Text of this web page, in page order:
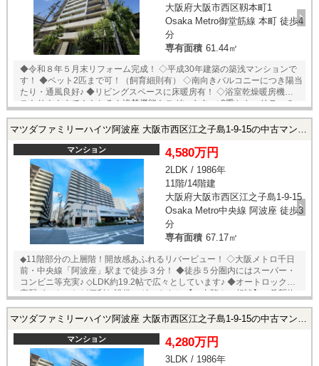
大阪府大阪市西区靱本町1
Osaka Metro御堂筋線 本町 徒歩4
分
専有面積 61.44㎡
◆令和８年５月末リフォーム完成！ ◇平成30年建築の築浅マンションで
す！ ◆ペット2匹まで可！（飼育細則有） ◇南向きバルコニーにつき陽当
たり・通風良好♪ ◆リビングスペースに床暖房有！ ◇浴室乾燥暖房機にミ
ストサウナまで！もちろん追焚機能もございます♪ ◆3重セキュリティの
橋・中央線「本町」駅まで徒歩4分！ ・千日前線「阿波座」駅まで徒歩7
ウォールナット無垢材で造作工事（TVボード・キッチンカウンター） ・
WVEPANEL設置（キッチン下・カウンター） ・間接照明設置 ★☆★☆★
家具プレゼントキャンペーン実施中！★☆★☆★ 今なら下記①・②いずれ
かの家具をプレゼント♪ ①ダイニングセット ・ダイニングテーブル（モ
ンキーポッド1台）+椅子4脚 ②リビングセット ・リビングテーブル（ク
ラロウォールナット/無垢材）1台+ソファー1脚 ★即日内覧可能物件！お
好きな日時でご内覧可能！★当店までお電話いただくか、もしくは24時
間対応可能「内覧予約・お問い合わせ」フォームよりお問い合わせ下さ
い！ ※当社ではネットで他社様が広告している物件も同時に紹介・案内
け下さい。
マツダファミリーハイツ阿波座 大阪市西区江之子島1-9-15の中古マンション
マンション 4,580万円
2LDK / 1986年
11階/14階建
大阪府大阪市西区江之子島1-9-15
Osaka Metro中央線 阿波座 徒歩3
分
専有面積 67.17㎡
◆11階部分の上層階！開放感あふれるリバービュー！ ◇大阪メトロ千日
前・中央線「阿波座」駅まで徒歩３分！ ◆徒歩５分圏内にはスーパー・
コンビニ等充実♪ ◇LDK約19.2帖で広々としています♪ ◆オートロック・
宅配ボックスなど便利な設備ございます！ 【ご内覧やご相談】ご希望物
します。お店に来られなくてもご希望の場所でお待ち合わせや、ご自宅
時に紹介・案内可能です。 併せて内覧を希望される際は、物件名を担当
者までお申し付け下さい。
マツダファミリーハイツ阿波座 大阪市西区江之子島1-9-15の中古マンション
マンション 4,280万円
3LDK / 1986年